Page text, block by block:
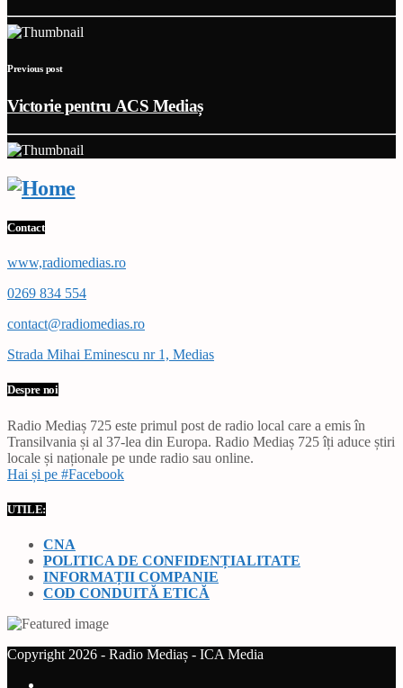
Previous post
Victorie pentru ACS Mediaș
Contact
www,radiomedias.ro
0269 834 554
contact@radiomedias.ro
Strada Mihai Eminescu nr 1, Medias
Despre noi
Radio Mediaș 725 este primul post de radio local care a emis în
Transilvania și al 37-lea din Europa. Radio Mediaș 725 îți aduce știri
locale și naționale pe unde radio sau online.
Hai și pe #Facebook
UTILE:
CNA
POLITICA DE CONFIDENȚIALITATE
INFORMAȚII COMPANIE
COD CONDUITĂ ETICĂ
Copyright 2026 - Radio Mediaș - ICA Media